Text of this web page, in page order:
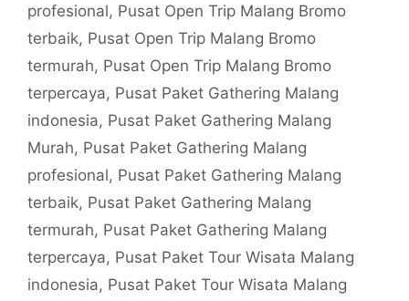
profesional, Pusat Open Trip Malang Bromo
terbaik, Pusat Open Trip Malang Bromo
termurah, Pusat Open Trip Malang Bromo
terpercaya, Pusat Paket Gathering Malang
indonesia, Pusat Paket Gathering Malang
Murah, Pusat Paket Gathering Malang
profesional, Pusat Paket Gathering Malang
terbaik, Pusat Paket Gathering Malang
termurah, Pusat Paket Gathering Malang
terpercaya, Pusat Paket Tour Wisata Malang
indonesia, Pusat Paket Tour Wisata Malang